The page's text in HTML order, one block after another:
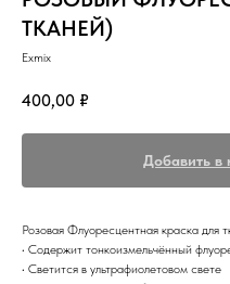
ТКАНЕЙ)
Exmix
400,00 ₽
Добавить в
Розовая Флуоресцентная краска для
• Содержит тонкоизмельчённый
• Светится в ультрафиолетовом свете